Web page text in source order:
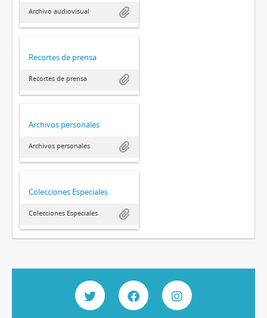
Archivo audiovisual
Recortes de prensa
Recortes de prensa
Archivos personales
Archivos personales
Colecciones Especiales
Colecciones Especiales